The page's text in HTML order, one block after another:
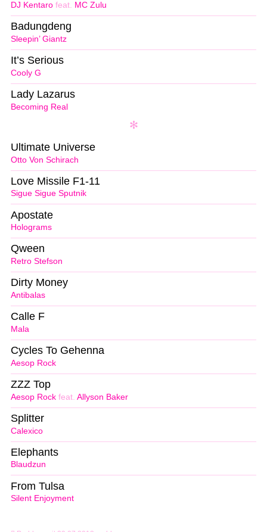
DJ Kentaro feat. MC Zulu
Sleepin’ Giantz
Badungdeng
Cooly G
It’s Serious
Becoming Real
Lady Lazarus
Otto Von Schirach
Ultimate Universe
Sigue Sigue Sputnik
Love Missile F1-11
Holograms
Apostate
Retro Stefson
Qween
Antibalas
Dirty Money
Mala
Calle F
Aesop Rock
Cycles To Gehenna
Aesop Rock feat. Allyson Baker
ZZZ Top
Calexico
Splitter
Blaudzun
Elephants
Silent Enjoyment
From Tulsa